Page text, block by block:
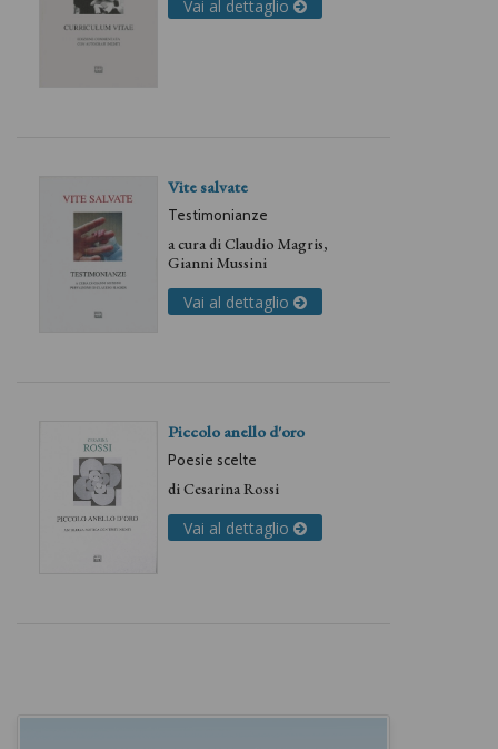
Vai al dettaglio
Vite salvate
Testimonianze
a cura diClaudio Magris,
Gianni Mussini
Vai al dettaglio
Piccolo anello d'oro
Poesie scelte
diCesarina Rossi
Vai al dettaglio